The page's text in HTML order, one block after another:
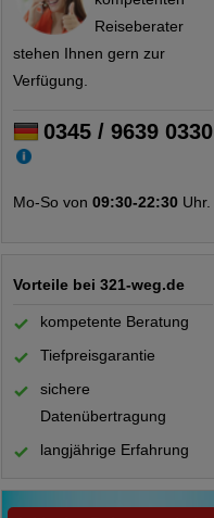
Reiseberater
stehen Ihnen gern zur
Verfügung.
0345 / 9639 0330
Mo-So von 09:30-22:30 Uhr.
Vorteile bei 321-weg.de
kompetente Beratung
Tiefpreisgarantie
sichere
Datenübertragung
langjährige Erfahrung